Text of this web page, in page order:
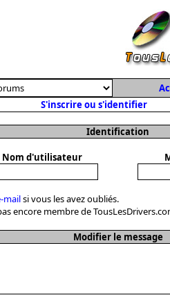
S'inscrire ou s'identifier
Identification
Nom d'utilisateur
mailsi vous les avez oubliés.
encore membre de
Modifier le message